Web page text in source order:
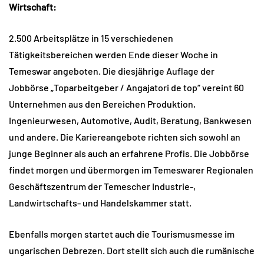
Wirtschaft:
2.500 Arbeitsplätze in 15 verschiedenen
Tätigkeitsbereichen werden Ende dieser Woche in
Temeswar angeboten. Die diesjährige Auflage der
Jobbörse „Toparbeitgeber / Angajatori de top“ vereint 60
Unternehmen aus den Bereichen Produktion,
Ingenieurwesen, Automotive, Audit, Beratung, Bankwesen
und andere. Die Kariereangebote richten sich sowohl an
junge Beginner als auch an erfahrene Profis. Die Jobbörse
findet morgen und übermorgen im Temeswarer Regionalen
Geschäftszentrum der Temescher Industrie-,
Landwirtschafts- und Handelskammer statt.
Ebenfalls morgen startet auch die Tourismusmesse im
ungarischen Debrezen. Dort stellt sich auch die rumänische